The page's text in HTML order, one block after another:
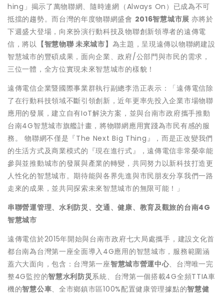
hing」揭示了萬物聯網、隨時連網（Always On）已成為不可
抵擋的趨勢。而台灣的年度物聯網盛會 2016智慧城市展 亦將於
下週盛大登場，向來扮演行動科技及物聯創新領導者的遠傳電
信，將以 【智慧物聯 未來城市】 為主題，呈現遠傳以物聯網建設
智慧城市的豐碩成果，面向企業、政府/公部門與市民的需求，
三位一體，全方位實現未來智慧城市的樣貌！
遠傳電信企業暨國際事業群執行副總李浩正表示：「遠傳電信除
了在行動科技領域不斷引領創新，近年更率先投入企業市場物聯
應用的發展，建立自有IoT解決方案，並與台南市政府攜手推動
台南4G智慧城市旗艦計畫，將物聯網應用實踐為市民有感的服
務。 物聯網不僅是『The Next Big Thing』，而是正改變我們
的生活方式及商業模式的『現在進行式』，遠傳電信非常榮幸能
參與並推動城市的發展與產業的轉變，共同努力以新科技打造更
人性化的智慧城市。期待能與各界先進與市民朋友分享我們一路
走來的成果，並共同探索未來智慧城市的無限可能！」
串聯營運管理、水利防災、交通、健康、教育及觀旅的台南4G
智慧城市
遠傳電信於2015年開始與台南市政府七大局處攜手，建設文化首
都台南為台灣第一座全面導入4G應用的智慧城市，服務範圍涵
蓋六大面向，包含：台灣第一座智慧城市營運中心、台灣唯一完
整4G監控的智慧水利防災系統、台灣第一個搭載4G全頻TTIA車
機的智慧公車、全市鄉鎮市區100%配置健康管理據點的智慧健